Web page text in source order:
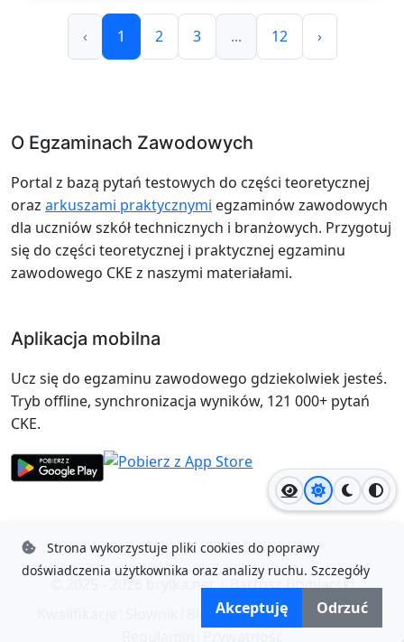
Jasny motyw
Ciemny
‹ 1 2 3 ... 12 ›
O Egzaminach Zawodowych
Portal z bazą pytań testowych do części teoretycznej
oraz arkuszami praktycznymi egzaminów zawodowych
dla uczniów szkół technicznych i branżowych. Przygotuj
się do części teoretycznej i praktycznej egzaminu
zawodowego CKE z naszymi materiałami.
Aplikacja mobilna
Ucz się do egzaminu zawodowego gdziekolwiek jesteś.
Tryb offline, synchronizacja wyników, 121 000+ pytań
CKE.
© 2025 - 2026 brylka.net|Bartosz Bryniarski
Blog|Opinie|Dokumenty|
Strona wykorzystuje pliki cookies do poprawy
doświadczenia użytkownika oraz analizy ruchu. Szczegóły
Akceptuję Odrzuć